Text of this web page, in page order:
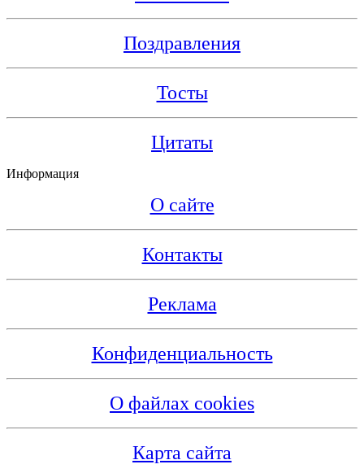
Поздравления
Тосты
Цитаты
Информация
О сайте
Контакты
Реклама
Конфиденциальность
О файлах cookies
Карта сайта